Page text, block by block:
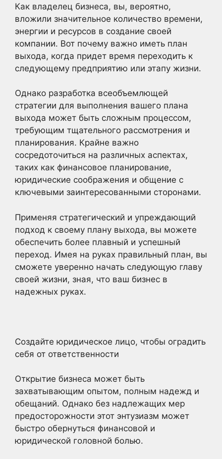
Как владелец бизнеса, вы, вероятно,
вложили значительное количество времени,
энергии и ресурсов в создание своей
компании. Вот почему важно иметь план
выхода, когда придет время переходить к
следующему предприятию или этапу жизни.
Однако разработка всеобъемлющей
стратегии для выполнения вашего плана
выхода может быть сложным процессом,
требующим тщательного рассмотрения и
планирования. Крайне важно
сосредоточиться на различных аспектах,
таких как финансовое планирование,
юридические соображения и общение с
ключевыми заинтересованными сторонами.
Применяя стратегический и упреждающий
подход к своему плану выхода, вы можете
обеспечить более плавный и успешный
переход. Имея на руках правильный план, вы
сможете уверенно начать следующую главу
своей жизни, зная, что ваш бизнес в
надежных руках.
Создайте юридическое лицо, чтобы оградить
себя от ответственности
Открытие бизнеса может быть
захватывающим опытом, полным надежд и
обещаний. Однако без надлежащих мер
предосторожности этот энтузиазм может
быстро обернуться финансовой и
юридической головной болью.